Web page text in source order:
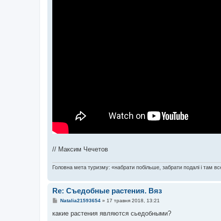
// Максим Чечетов
Головна мета туризму: «набрати побільше, забрати подалі і там
Re: Съедобные растения. Вяз
П
в
Natalia21593654» 17 травня 2018, 13:21
какие растения являются сьедобными?